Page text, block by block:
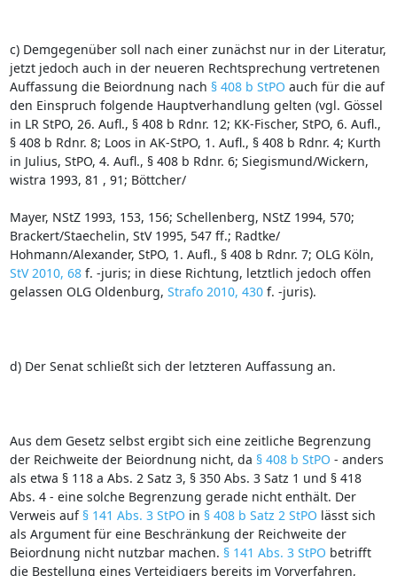
c) Demgegenüber soll nach einer zunächst nur in der Literatur,
jetzt jedoch auch in der neueren Rechtsprechung vertretenen
Auffassung die Beiordnung nach § 408 b StPO auch für die auf
den Einspruch folgende Hauptverhandlung gelten (vgl. Gössel
in LR StPO, 26. Aufl., § 408 b Rdnr. 12; KK‑Fischer, StPO, 6. Aufl.,
§ 408 b Rdnr. 8; Loos in AK‑StPO, 1. Aufl., § 408 b Rdnr. 4; Kurth
in Julius, StPO, 4. Aufl., § 408 b Rdnr. 6; Siegismund/Wickern,
wistra 1993, 81 , 91; Böttcher/
Mayer, NStZ 1993, 153, 156; Schellenberg, NStZ 1994, 570;
Brackert/Staechelin, StV 1995, 547 ff.; Radtke/
Hohmann/Alexander, StPO, 1. Aufl., § 408 b Rdnr. 7; OLG Köln,
StV 2010, 68f. ‑juris; in diese Richtung, letztlich jedoch offen
gelassen OLG Oldenburg, Strafo 2010, 430f. ‑juris).
d) Der Senat schließt sich der letzteren Auffassung an.
Aus dem Gesetz selbst ergibt sich eine zeitliche Begrenzung
der Reichweite der Beiordnung nicht, da § 408 b StPO ‑ anders
als etwa § 118 a Abs. 2 Satz 3, § 350 Abs. 3 Satz 1 und § 418
Abs. 4 ‑ eine solche Begrenzung gerade nicht enthält. Der
Verweis auf § 141 Abs. 3 StPO in § 408 b Satz 2 StPO lässt sich
als Argument für eine Beschränkung der Reichweite der
Beiordnung nicht nutzbar machen. § 141 Abs. 3 StPO betrifft
die Bestellung eines Verteidigers bereits im Vorverfahren,